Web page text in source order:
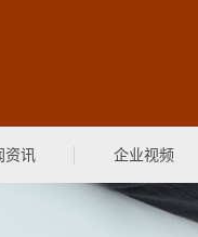
资讯 企业视频